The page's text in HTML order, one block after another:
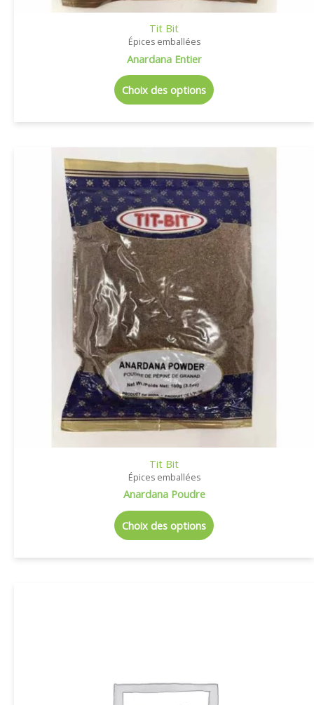
Tit Bit
Épices emballées
Anardana Entier
Choix des options
Tit Bit
Épices emballées
Anardana Poudre
Choix des options